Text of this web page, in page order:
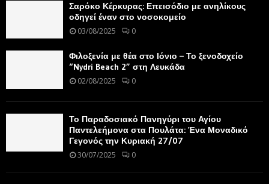
Σαρόκο Κέρκυρας: Επεισόδιο με ανηλίκους
οδηγεί έναν στο νοσοκομείο
03/08/2025 0
Φιλοξενία με θέα στο Ιόνιο – Το ξενοδοχείο
“Nydri Beach 2” στη Λευκάδα
02/08/2025 0
Το Παραδοσιακό Πανηγύρι του Αγίου
Παντελεήμονα στα Πουλάτα: Ένα Μοναδικό
Γεγονός την Κυριακή 27/07
30/07/2025 0